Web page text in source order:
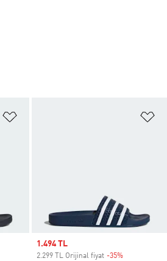
Sale price
1.494 TL
2.299 TL Orijinal fiyat -35%